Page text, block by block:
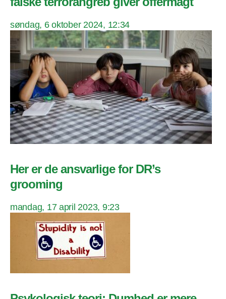
søndag, 6 oktober 2024, 12:34
Her er de ansvarlige for DR’s
grooming
mandag, 17 april 2023, 9:23